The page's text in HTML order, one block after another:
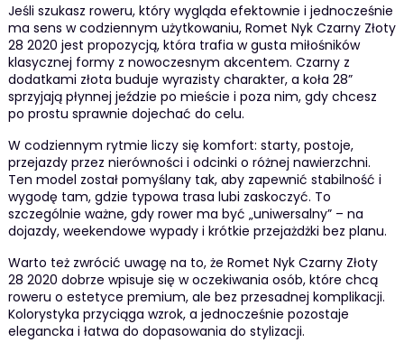
Jeśli szukasz roweru, który wygląda efektownie i jednocześnie
ma sens w codziennym użytkowaniu, Romet Nyk Czarny Złoty
28 2020 jest propozycją, która trafia w gusta miłośników
klasycznej formy z nowoczesnym akcentem. Czarny z
dodatkami złota buduje wyrazisty charakter, a koła 28”
sprzyjają płynnej jeździe po mieście i poza nim, gdy chcesz
po prostu sprawnie dojechać do celu.
W codziennym rytmie liczy się komfort: starty, postoje,
przejazdy przez nierówności i odcinki o różnej nawierzchni.
Ten model został pomyślany tak, aby zapewnić stabilność i
wygodę tam, gdzie typowa trasa lubi zaskoczyć. To
szczególnie ważne, gdy rower ma być „uniwersalny” – na
dojazdy, weekendowe wypady i krótkie przejażdżki bez planu.
Warto też zwrócić uwagę na to, że Romet Nyk Czarny Złoty
28 2020 dobrze wpisuje się w oczekiwania osób, które chcą
roweru o estetyce premium, ale bez przesadnej komplikacji.
Kolorystyka przyciąga wzrok, a jednocześnie pozostaje
elegancka i łatwa do dopasowania do stylizacji.